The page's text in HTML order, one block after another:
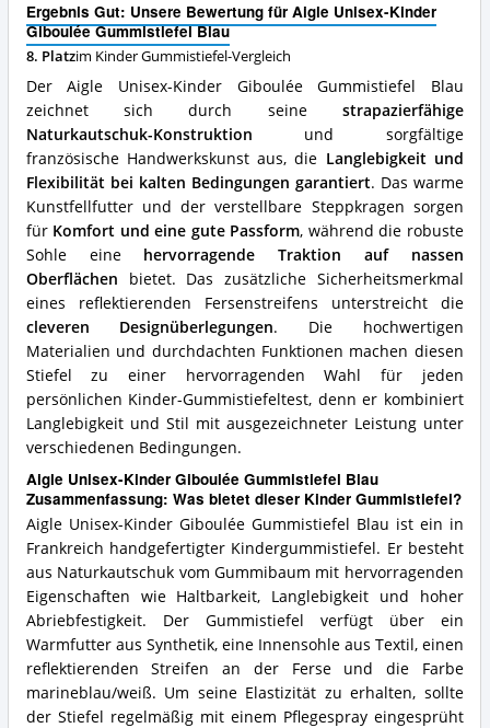
Ergebnis Gut: Unsere Bewertung für Aigle Unisex-Kinder
Giboulée Gummistiefel Blau
8. Platzim Kinder Gummistiefel-Vergleich
Der Aigle Unisex-Kinder Giboulée Gummistiefel Blau
zeichnet sich durch seine strapazierfähige
Naturkautschuk-Konstruktion und sorgfältige
französische Handwerkskunst aus, die Langlebigkeit und
Flexibilität bei kalten Bedingungen garantiert. Das warme
Kunstfellfutter und der verstellbare Steppkragen sorgen
für Komfort und eine gute Passform, während die robuste
Sohle eine hervorragende Traktion auf nassen
Oberflächen bietet. Das zusätzliche Sicherheitsmerkmal
eines reflektierenden Fersenstreifens unterstreicht die
cleveren Designüberlegungen. Die hochwertigen
Materialien und durchdachten Funktionen machen diesen
Stiefel zu einer hervorragenden Wahl für jeden
persönlichen Kinder-Gummistiefeltest, denn er kombiniert
Langlebigkeit und Stil mit ausgezeichneter Leistung unter
verschiedenen Bedingungen.
Aigle Unisex-Kinder Giboulée Gummistiefel Blau
Zusammenfassung: Was bietet dieser Kinder Gummistiefel?
Aigle Unisex-Kinder Giboulée Gummistiefel Blau ist ein in
Frankreich handgefertigter Kindergummistiefel. Er besteht
aus Naturkautschuk vom Gummibaum mit hervorragenden
Eigenschaften wie Haltbarkeit, Langlebigkeit und hoher
Abriebfestigkeit. Der Gummistiefel verfügt über ein
Warmfutter aus Synthetik, eine Innensohle aus Textil, einen
reflektierenden Streifen an der Ferse und die Farbe
marineblau/weiß. Um seine Elastizität zu erhalten, sollte
der Stiefel regelmäßig mit einem Pflegespray eingesprüht
Gummistiefel
Blau
Vorteile:
Was
spricht
für
diesen
Kinder
Gummistiefel?